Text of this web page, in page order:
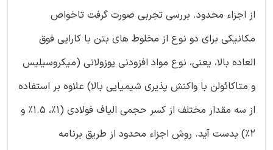
از اجزاء محدود. بررسی تجربی صورت گرفت تاخواص
مکانیکی برای دو نوع از مخلوط های بتن با کارایی فوق
العاده بالا، یعنی، نوع مواد افزودنی پوزولانی (میکروسیلیس
و متاکائولن با واکنش پذیری شیمیایی بالا) علاوه بر استفاده
از سه مقدار مختلف از کسر حجمی الیاف فولادی (1%، 1.5% و
2%) بدست آید. روش اجزاء محدود از طریق برنامه